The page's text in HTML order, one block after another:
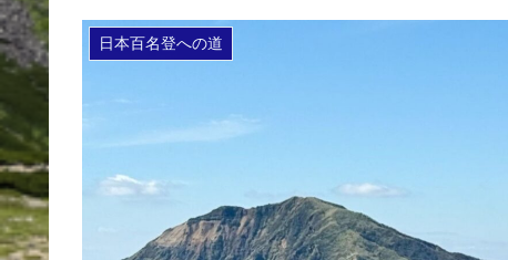
日本百名登への道